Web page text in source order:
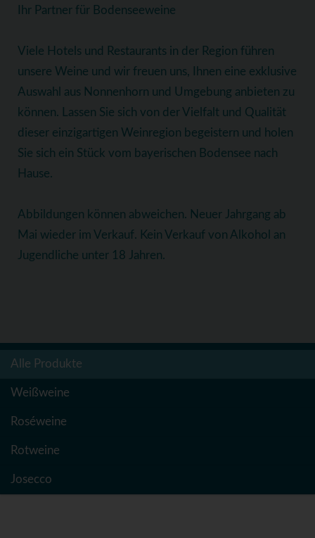
Ihr Partner für Bodenseeweine
Viele Hotels und Restaurants in der Region führen
unsere Weine und wir freuen uns, Ihnen eine exklusive
Auswahl aus Nonnenhorn und Umgebung anbieten zu
können. Lassen Sie sich von der Vielfalt und Qualität
dieser einzigartigen Weinregion begeistern und holen
Sie sich ein Stück vom bayerischen Bodensee nach
Hause.
Abbildungen können abweichen. Neuer Jahrgang ab
Mai wieder im Verkauf. Kein Verkauf von Alkohol an
Jugendliche unter 18 Jahren.
Alle Produkte
Weißweine
Roséweine
Rotweine
Josecco